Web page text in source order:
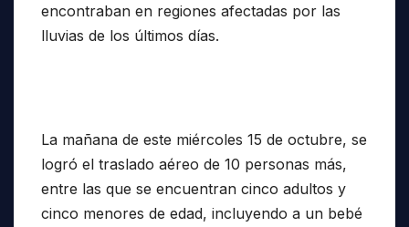
encontraban en regiones afectadas por las
lluvias de los últimos días.
La mañana de este miércoles 15 de octubre, se
logró el traslado aéreo de 10 personas más,
entre las que se encuentran cinco adultos y
cinco menores de edad, incluyendo a un bebé